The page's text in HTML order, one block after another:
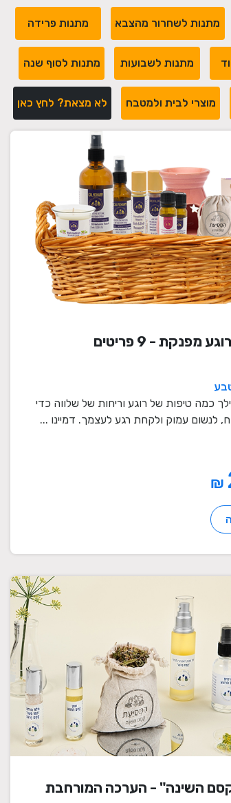
מתנות לשחרור מהצבא מתנות פרידה
מתנות לשבועות מתנות לסוף שנה
מוצרי לבית ולמטבח לא מצאת? לחץ כאן
מפנקת - 9 פריטים
כמה טיפות של רוגע וריחות של שלווה כדי
לנשום עמוק ולקחת רגע לעצמך. דמיינו ...
₪
השינה" - הערכה המורחבת